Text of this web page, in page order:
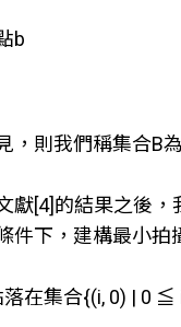
b
，則我們稱集合B
獻[4]的結果之後
件下，建構最小拍
在集合{(i, 0) | 0